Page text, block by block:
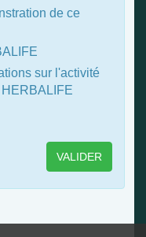
de ce
sur l'activité